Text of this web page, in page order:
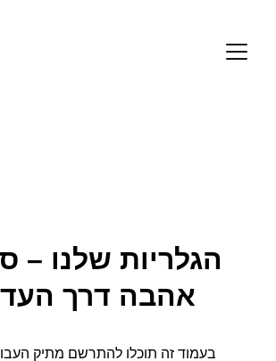
הגלריות שלנו –
אהבה דרך
בעמוד זה תוכלו להתרשם מתיק